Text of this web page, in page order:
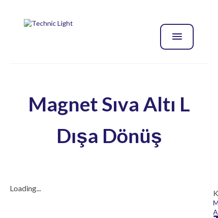
Magnet Sıva Altı L
Dışa Dönüş
Loading...